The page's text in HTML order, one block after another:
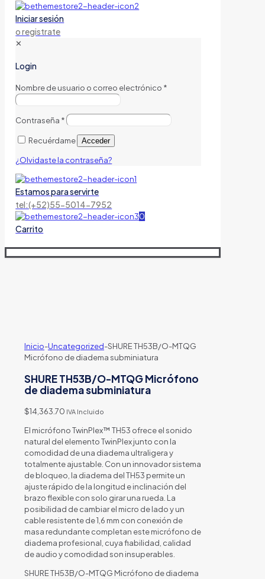
Iniciar sesión
o registrate
✕
Login
Nombre de usuario o correo electrónico *
Contraseña *
Recuérdame Acceder
¿Olvidaste la contraseña?
Estamos para servirte
tel:(+52)55-5014-7952
0
Carrito
Inicio-Uncategorized-SHURE TH53B/O-MTQG
Micrófono de diadema subminiatura
SHURE TH53B/O-MTQG Micrófono
de diadema subminiatura
$14,363.70 IVA Incluido
El micrófono TwinPlex™ TH53 ofrece el sonido
natural del elemento TwinPlex junto con la
comodidad de una diadema ultraligera y
totalmente ajustable. Con un innovador sistema
de bloqueo, la diadema del TH53 permite un
ajuste rápido de la longitud e inclinación del
brazo flexible con solo girar una rueda. La
posibilidad de cambiar el micro de lado y un
cable resistente de 1,6 mm con conexión de
masa redundante completan este micrófono de
diadema profesional, cuya fiabilidad, calidad
de audio y comodidad son insuperables.
SHURE TH53B/O-MTQG Micrófono de diadema